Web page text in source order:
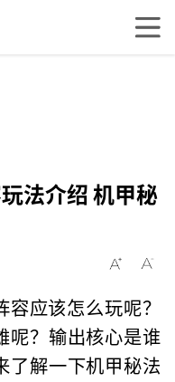
法介绍 机甲秘
应该怎么玩呢？
呢？输出核心是谁
了解一下机甲秘法